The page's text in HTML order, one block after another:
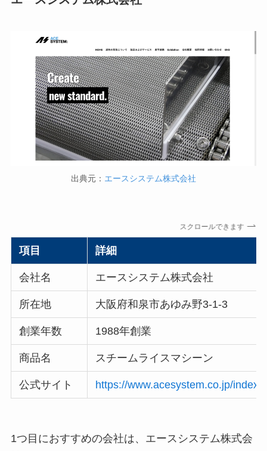
出典元： エースシステム株式会社
スクロールできます
項目 詳細
会社名 エースシステム株式会社
所在地 大阪府和泉市あゆみ野3-1-3
創業年数 1988年創業
商品名 スチームライスマシーン
公式サイト https://www.acesystem.co.jp/
1つ目におすすめの会社は、エースシステム株式会